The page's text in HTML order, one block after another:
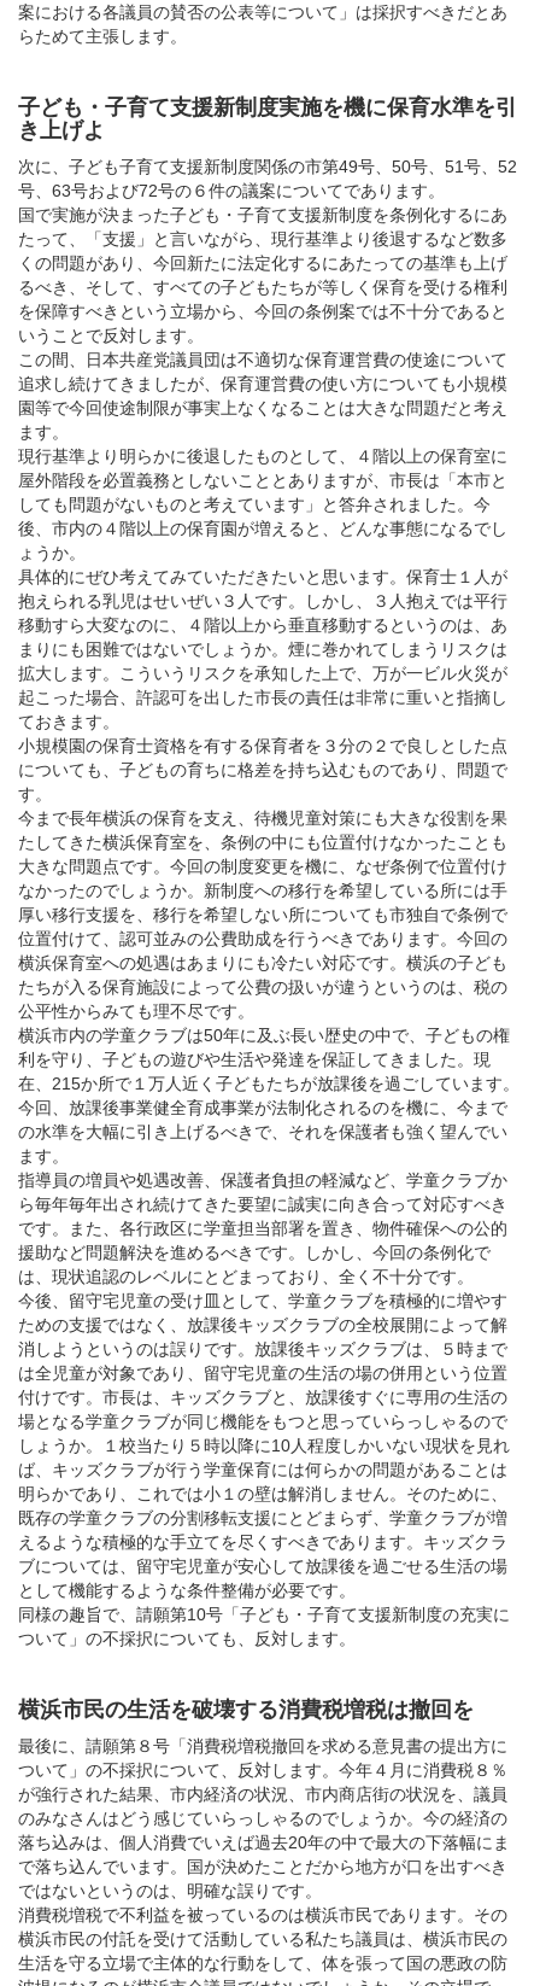
案における各議員の賛否の公表等について」は採択すべきだとあ
らためて主張します。
子ども・子育て支援新制度実施を機に保育水準を引
き上げよ
次に、子ども子育て支援新制度関係の市第49号、50号、51号、52
号、63号および72号の６件の議案についてであります。
国で実施が決まった子ども・子育て支援新制度を条例化するにあ
たって、「支援」と言いながら、現行基準より後退するなど数多
くの問題があり、今回新たに法定化するにあたっての基準も上げ
るべき、そして、すべての子どもたちが等しく保育を受ける権利
を保障すべきという立場から、今回の条例案では不十分であると
いうことで反対します。
この間、日本共産党議員団は不適切な保育運営費の使途について
追求し続けてきましたが、保育運営費の使い方についても小規模
園等で今回使途制限が事実上なくなることは大きな問題だと考え
ます。
現行基準より明らかに後退したものとして、４階以上の保育室に
屋外階段を必置義務としないこととありますが、市長は「本市と
しても問題がないものと考えています」と答弁されました。今
後、市内の４階以上の保育園が増えると、どんな事態になるでし
ょうか。
具体的にぜひ考えてみていただきたいと思います。保育士１人が
抱えられる乳児はせいぜい３人です。しかし、３人抱えでは平行
移動すら大変なのに、４階以上から垂直移動するというのは、あ
まりにも困難ではないでしょうか。煙に巻かれてしまうリスクは
拡大します。こういうリスクを承知した上で、万が一ビル火災が
起こった場合、許認可を出した市長の責任は非常に重いと指摘し
ておきます。
小規模園の保育士資格を有する保育者を３分の２で良しとした点
についても、子どもの育ちに格差を持ち込むものであり、問題で
す。
今まで長年横浜の保育を支え、待機児童対策にも大きな役割を果
たしてきた横浜保育室を、条例の中にも位置付けなかったことも
大きな問題点です。今回の制度変更を機に、なぜ条例で位置付け
なかったのでしょうか。新制度への移行を希望している所には手
厚い移行支援を、移行を希望しない所についても市独自で条例で
位置付けて、認可並みの公費助成を行うべきであります。今回の
横浜保育室への処遇はあまりにも冷たい対応です。横浜の子ども
たちが入る保育施設によって公費の扱いが違うというのは、税の
公平性からみても理不尽です。
横浜市内の学童クラブは50年に及ぶ長い歴史の中で、子どもの権
利を守り、子どもの遊びや生活や発達を保証してきました。現
在、215か所で１万人近く子どもたちが放課後を過ごしています。
今回、放課後事業健全育成事業が法制化されるのを機に、今まで
の水準を大幅に引き上げるべきで、それを保護者も強く望んでい
ます。
指導員の増員や処遇改善、保護者負担の軽減など、学童クラブか
ら毎年毎年出され続けてきた要望に誠実に向き合って対応すべき
です。また、各行政区に学童担当部署を置き、物件確保への公的
援助など問題解決を進めるべきです。しかし、今回の条例化で
は、現状追認のレベルにとどまっており、全く不十分です。
今後、留守宅児童の受け皿として、学童クラブを積極的に増やす
ための支援ではなく、放課後キッズクラブの全校展開によって解
消しようというのは誤りです。放課後キッズクラブは、５時まで
は全児童が対象であり、留守宅児童の生活の場の併用という位置
付けです。市長は、キッズクラブと、放課後すぐに専用の生活の
場となる学童クラブが同じ機能をもつと思っていらっしゃるので
しょうか。１校当たり５時以降に10人程度しかいない現状を見れ
ば、キッズクラブが行う学童保育には何らかの問題があることは
明らかであり、これでは小１の壁は解消しません。そのために、
既存の学童クラブの分割移転支援にとどまらず、学童クラブが増
えるような積極的な手立てを尽くすべきであります。キッズクラ
ブについては、留守宅児童が安心して放課後を過ごせる生活の場
として機能するような条件整備が必要です。
同様の趣旨で、請願第10号「子ども・子育て支援新制度の充実に
ついて」の不採択についても、反対します。
横浜市民の生活を破壊する消費税増税は撤回を
最後に、請願第８号「消費税増税撤回を求める意見書の提出方に
ついて」の不採択について、反対します。今年４月に消費税８％
が強行された結果、市内経済の状況、市内商店街の状況を、議員
のみなさんはどう感じていらっしゃるのでしょうか。今の経済の
落ち込みは、個人消費でいえば過去20年の中で最大の下落幅にま
で落ち込んでいます。国が決めたことだから地方が口を出すべき
ではないというのは、明確な誤りです。
消費税増税で不利益を被っているのは横浜市民であります。その
横浜市民の付託を受けて活動している私たち議員は、横浜市民の
生活を守る立場で主体的な行動をして、体を張って国の悪政の防